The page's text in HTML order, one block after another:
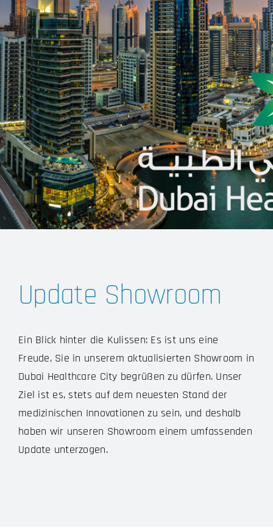
Update Showroom
Ein Blick hinter die Kulissen: Es ist uns eine
Freude, Sie in unserem aktualisierten Showroom in
Dubai Healthcare City begrüßen zu dürfen. Unser
Ziel ist es, stets auf dem neuesten Stand der
medizinischen Innovationen zu sein, und deshalb
haben wir unseren Showroom einem umfassenden
Update unterzogen.